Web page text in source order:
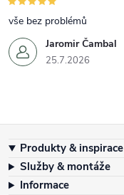
Jaromir Čambal
25.7.2026
vše bez problémů
Produkty & inspirace
Služby & montáže
Informace